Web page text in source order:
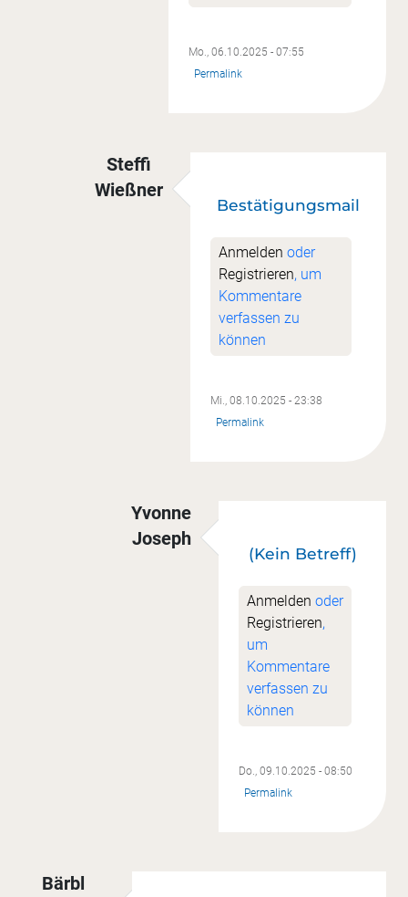
Mo., 06.10.2025 - 07:55
Permalink
Steffi
Wießner
(Kein Betreff)vonBärbl
Bestätigungsmail
Anmelden oder
Registrieren, um
Kommentare
verfassen zu
können
Mi., 08.10.2025 - 23:38
Permalink
Yvonne
Joseph
Bestätigungsmailvon
(Kein Betreff)
Anmelden oder
Registrieren,
um
Kommentare
verfassen zu
können
Do., 09.10.2025 - 08:50
Permalink
Bärbl